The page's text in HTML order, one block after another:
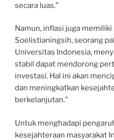
secara luas.”
Namun, inflasi juga memiliki
Soelistianingsih, seorang
Universitas Indonesia,
stabil dapat mendorong
investasi. Hal ini akan
dan meningkatkan
berkelanjutan.”
Untuk menghadapi
kesejahteraan masyarakat